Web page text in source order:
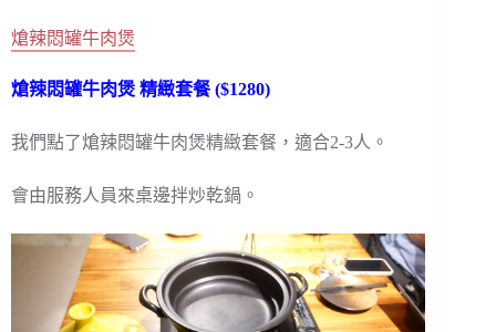
熗辣悶罐牛肉煲
熗辣悶罐牛肉煲 精緻套餐 ($1280)
我們點了熗辣悶罐牛肉煲精緻套餐，適合2-3人。
會由服務人員來桌邊拌炒乾鍋。